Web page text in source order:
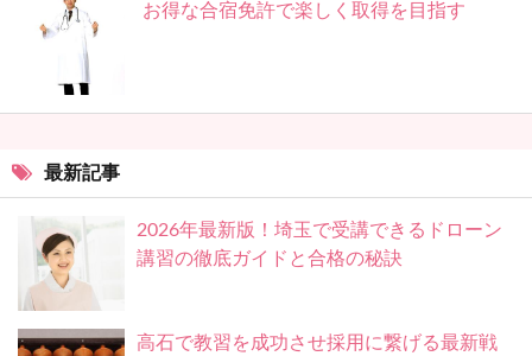
お得な合宿免許で楽しく取得を目指す
最新記事
2026年最新版！埼玉で受講できるドローン
講習の徹底ガイドと合格の秘訣
高石で教習を成功させ採用に繋げる最新戦